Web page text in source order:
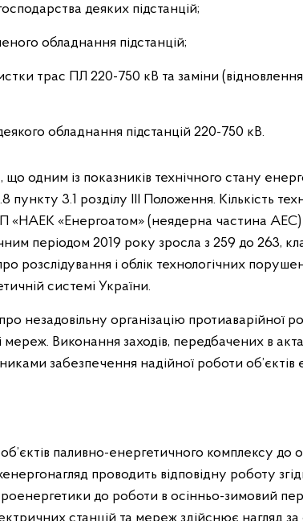
деяких підстанцій;
обладнання підстанцій;
трас ПЛ 220-750 кВ та заміни
обладнання підстанцій 220-750 кВ.
одним із показників технічного стану
пункту 3.1 розділу ІІІ Положення. Кількість
«НАЕК «Енергоатом» (неядерна частина АЕС)
періодом 2019 року зросла з 259 до 263,
розслідування і облік технологічних
системі України.
незадовільну організацію протиаварійної
Виконання заходів, передбачених в
забезпечення надійної роботи об’єктів
об’єктів паливно-енергетичного комплексу до
проводить відповідну роботу
до роботи в осінньо-зимовий